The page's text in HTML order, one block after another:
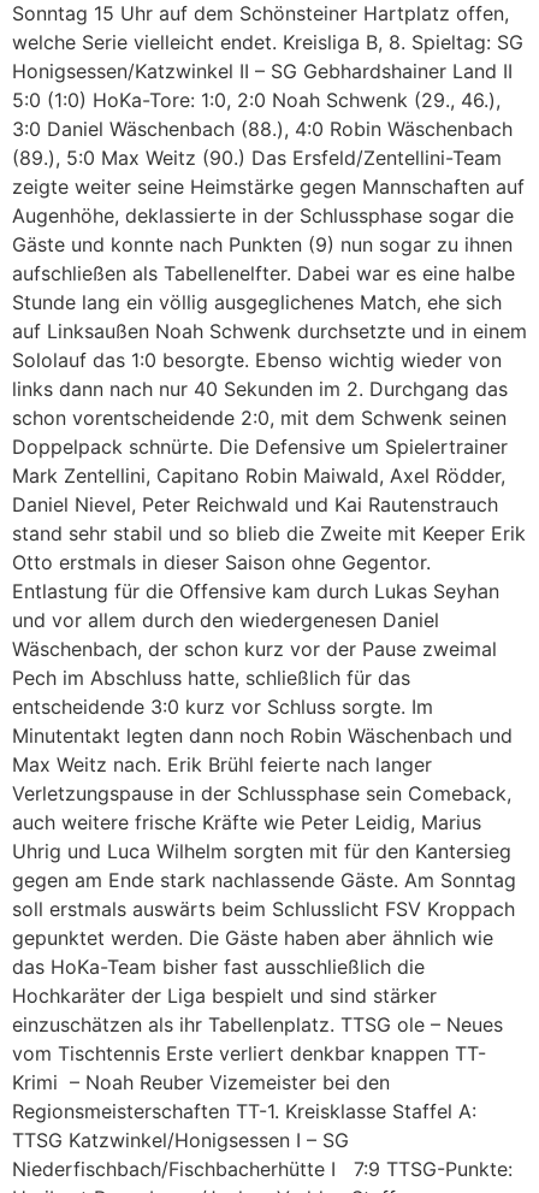
Sonntag 15 Uhr auf dem Schönsteiner Hartplatz offen,
welche Serie vielleicht endet. Kreisliga B, 8. Spieltag: SG
Honigsessen/Katzwinkel II – SG Gebhardshainer Land II
5:0 (1:0) HoKa-Tore: 1:0, 2:0 Noah Schwenk (29., 46.),
3:0 Daniel Wäschenbach (88.), 4:0 Robin Wäschenbach
(89.), 5:0 Max Weitz (90.) Das Ersfeld/Zentellini-Team
zeigte weiter seine Heimstärke gegen Mannschaften auf
Augenhöhe, deklassierte in der Schlussphase sogar die
Gäste und konnte nach Punkten (9) nun sogar zu ihnen
aufschließen als Tabellenelfter. Dabei war es eine halbe
Stunde lang ein völlig ausgeglichenes Match, ehe sich
auf Linksaußen Noah Schwenk durchsetzte und in einem
Sololauf das 1:0 besorgte. Ebenso wichtig wieder von
links dann nach nur 40 Sekunden im 2. Durchgang das
schon vorentscheidende 2:0, mit dem Schwenk seinen
Doppelpack schnürte. Die Defensive um Spielertrainer
Mark Zentellini, Capitano Robin Maiwald, Axel Rödder,
Daniel Nievel, Peter Reichwald und Kai Rautenstrauch
stand sehr stabil und so blieb die Zweite mit Keeper Erik
Otto erstmals in dieser Saison ohne Gegentor.
Entlastung für die Offensive kam durch Lukas Seyhan
und vor allem durch den wiedergenesen Daniel
Wäschenbach, der schon kurz vor der Pause zweimal
Pech im Abschluss hatte, schließlich für das
entscheidende 3:0 kurz vor Schluss sorgte. Im
Minutentakt legten dann noch Robin Wäschenbach und
Max Weitz nach. Erik Brühl feierte nach langer
Verletzungspause in der Schlussphase sein Comeback,
auch weitere frische Kräfte wie Peter Leidig, Marius
Uhrig und Luca Wilhelm sorgten mit für den Kantersieg
gegen am Ende stark nachlassende Gäste. Am Sonntag
soll erstmals auswärts beim Schlusslicht FSV Kroppach
gepunktet werden. Die Gäste haben aber ähnlich wie
das HoKa-Team bisher fast ausschließlich die
Hochkaräter der Liga bespielt und sind stärker
einzuschätzen als ihr Tabellenplatz. TTSG ole – Neues
vom Tischtennis Erste verliert denkbar knappen TT-
Krimi – Noah Reuber Vizemeister bei den
Regionsmeisterschaften TT-1. Kreisklasse Staffel A:
TTSG Katzwinkel/Honigsessen I – SG
Niederfischbach/Fischbacherhütte I 7:9 TTSG-Punkte: